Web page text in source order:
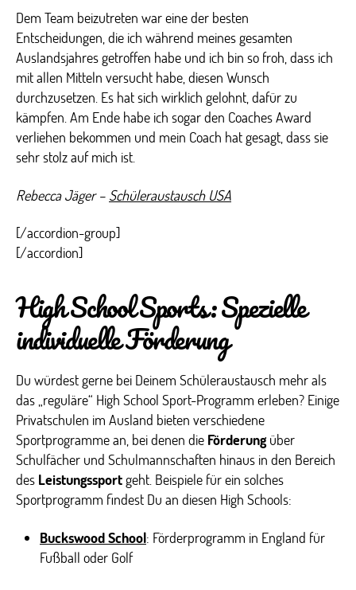
Dem Team beizutreten war eine der besten
Entscheidungen, die ich während meines gesamten
Auslandsjahres getroffen habe und ich bin so froh, dass ich
mit allen Mitteln versucht habe, diesen Wunsch
durchzusetzen. Es hat sich wirklich gelohnt, dafür zu
kämpfen. Am Ende habe ich sogar den Coaches Award
verliehen bekommen und mein Coach hat gesagt, dass sie
sehr stolz auf mich ist.
Rebecca Jäger – Schüleraustausch USA
[/accordion-group]
[/accordion]
High School Sports: Spezielle
individuelle Förderung
Du würdest gerne bei Deinem Schüleraustausch mehr als
das „reguläre“ High School Sport-Programm erleben? Einige
Privatschulen im Ausland bieten verschiedene
Sportprogramme an, bei denen die Förderung über
Schulfächer und Schulmannschaften hinaus in den Bereich
des Leistungssport geht. Beispiele für ein solches
Sportprogramm findest Du an diesen High Schools:
Buckswood School: Förderprogramm in England für
Fußball oder Golf